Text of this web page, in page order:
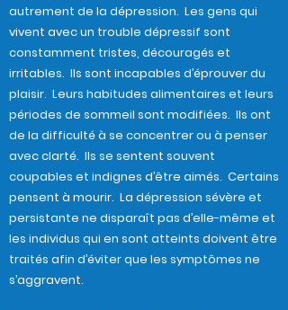
autrement de la dépression. Les gens qui
vivent avec un trouble dépressif sont
constamment tristes, découragés et
irritables. Ils sont incapables d’éprouver du
plaisir. Leurs habitudes alimentaires et leurs
périodes de sommeil sont modifiées. Ils ont
de la difficulté à se concentrer ou à penser
avec clarté. Ils se sentent souvent
coupables et indignes d’être aimés. Certains
pensent à mourir. La dépression sévère et
persistante ne disparaît pas d’elle-même et
les individus qui en sont atteints doivent être
traités afin d’éviter que les symptômes ne
s’aggravent.